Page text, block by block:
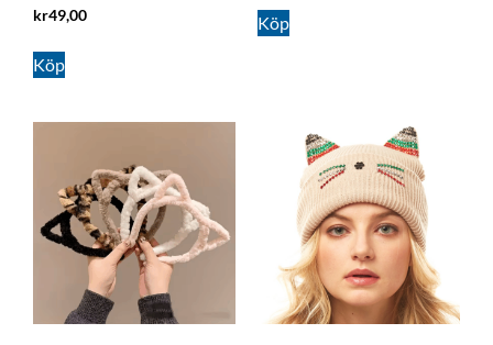
kr49,00
Köp
Köp